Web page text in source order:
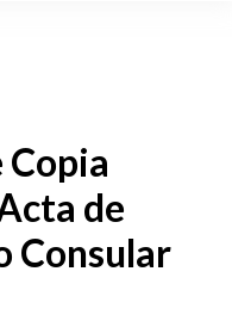
de
Consular